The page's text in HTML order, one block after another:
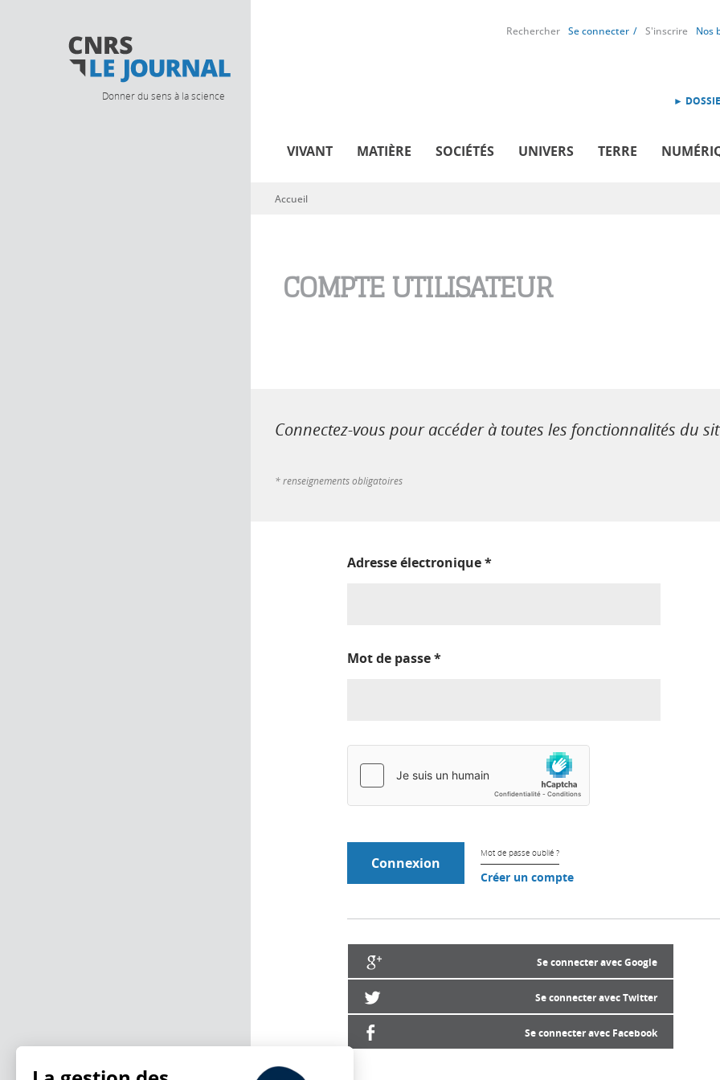
Donner du sens à la science
Rechercher Se connecter S'inscrire Nos
►
VIVANT MATIÈRE SOCIÉTÉS UNIVERS TERRE
Vous êtes ici
Accueil
COMPTE UTILISATEUR
Connectez-vous pour accéder à toutes les fonctionnalités du
* renseignements obligatoires
Adresse électronique*
Mot de passe*
Mot de passe oublié ?
Créer un compte
Se connecter avec Google
Se connecter avec Twitter
Se connecter avec Facebook